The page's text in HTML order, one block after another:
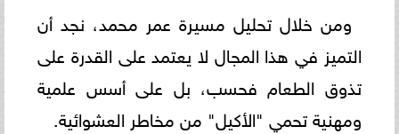
ومن خلال تحليل مسيرة عمر محمد، نجد أن
التميز في هذا المجال لا يعتمد على القدرة على
تذوق الطعام فحسب، بل على أسس علمية
ومهنية تحمي "الأكيل" من مخاطر العشوائية.